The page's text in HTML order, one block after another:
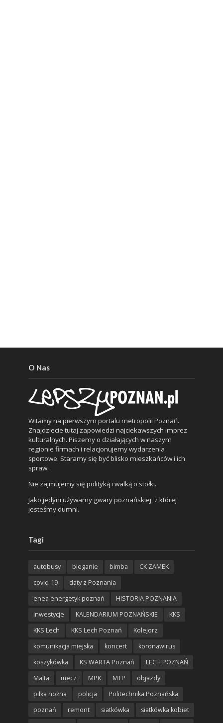
O Nas
Witamy na pierwszym portalu metropolii Poznań.
Znajdziecie tutaj zapowiedzi najciekawszych imprez
kulturalnych. Piszemy o działających w naszym
regionie firmach i relacjonujemy wydarzenia
sportowe. Staramy się być blisko mieszkańców i ich
spraw.
Nie zajmujemy się polityką i walką o stołki.
Jako jedyni używamy gwary poznańskiej, z której
jesteśmy dumni.
Tagi
autobusy bieganie bimba
CK ZAMEK
covid-19
daty z Poznania
enea energetyk poznań
HISTORIA POZNANIA
inwestycje
KALENDARIUM POZNAŃSKIE
KKS
KKS Lech
KKS Lech Poznań
Kolejorz
komunikacja miejska
koncert
koronawirus
koszykówka
KS WARTA Poznań
LECH POZNAŃ
Malta
mecz MPK MTP
objazdy
piłka nożna
policja
Politechnika Poznańska
poznań
remont siatkówka
siatkówka kobiet